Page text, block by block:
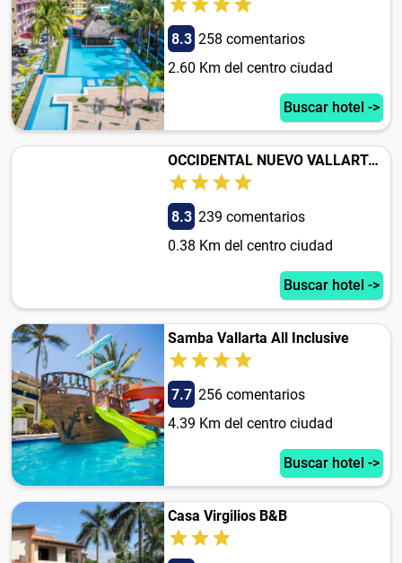
8.3 258 comentarios
2.60 Km del centro ciudad
Buscar hotel ->
OCCIDENTAL NUEVO VALLARTA - ALL INCLUSIVE
8.3 239 comentarios
0.38 Km del centro ciudad
Buscar hotel ->
Samba Vallarta All Inclusive
7.7 256 comentarios
4.39 Km del centro ciudad
Buscar hotel ->
Casa Virgilios B&B